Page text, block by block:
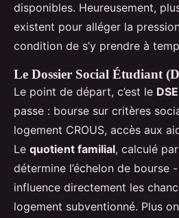
disponibles. Heureusement,
existent pour alléger la
condition de s’y prendre à
Le Dossier Social Étudiant
Le point de départ, c’est le DSE
passe : bourse sur critères
logement CROUS, accès aux
Le quotient familial, calculé
détermine l’échelon de bourse
influence directement les
logement subventionné. Plus